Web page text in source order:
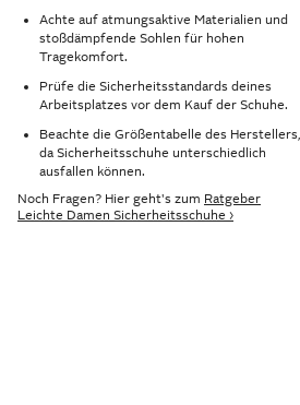
Achte auf atmungsaktive Materialien und
stoßdämpfende Sohlen für hohen
Tragekomfort.
Prüfe die Sicherheitsstandards deines
Arbeitsplatzes vor dem Kauf der Schuhe.
Beachte die Größentabelle des Herstellers,
da Sicherheitsschuhe unterschiedlich
ausfallen können.
Noch Fragen? Hier geht's zum Ratgeber
Leichte Damen Sicherheitsschuhe ›